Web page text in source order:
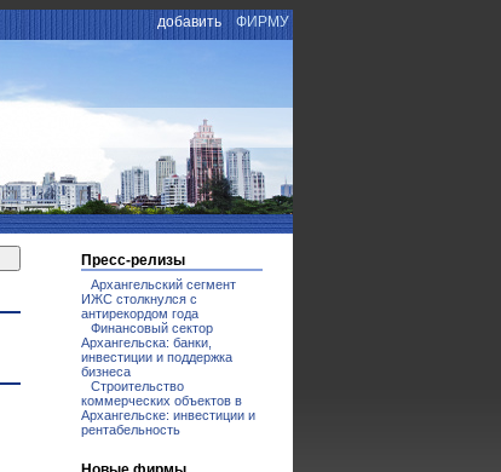
добавить ФИРМУ
Пресс-релизы
Архангельский сегмент
ИЖС столкнулся с
антирекордом года
Финансовый сектор
Архангельска: банки,
инвестиции и поддержка
бизнеса
Строительство
коммерческих объектов в
Архангельске: инвестиции и
рентабельность